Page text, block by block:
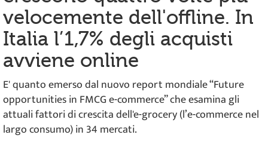
velocemente dell'offline. In
Italia l’1,7% degli acquisti
avviene online
E' quanto emerso dal nuovo report mondiale “Future
opportunities in FMCG e-commerce” che esamina gli
attuali fattori di crescita dell'e-grocery (l’e-commerce nel
largo consumo) in 34 mercati.